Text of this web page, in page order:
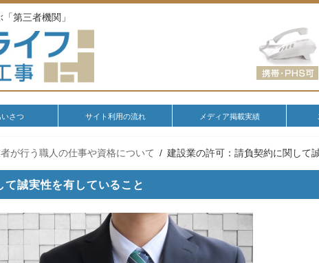
第三者機関」
さつ サイト利用の流れ メディア掲載実績
が行う職人の仕事や資格について 建設業の許可：請負契約に関して
誠実性を有していること